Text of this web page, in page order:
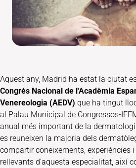
Aquest any, Madrid ha estat la ciutat
Congrés Nacional de l'Acadèmia
Venereologia (AEDV) que ha tingut
al Palau Municipal de Congressos-
anual més important de la
es reuneixen la majoria dels
compartir coneixements, experiències
rellevants d'aquesta especialitat, així